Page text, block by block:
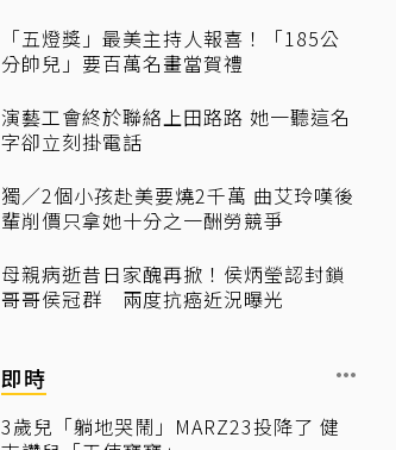
「五燈獎」最美主持人報喜！「185公
分帥兒」要百萬名畫當賀禮
演藝工會終於聯絡上田路路 她一聽這名
字卻立刻掛電話
獨／2個小孩赴美要燒2千萬 曲艾玲嘆後
輩削價只拿她十分之一酬勞競爭
母親病逝昔日家醜再掀！侯炳瑩認封鎖
哥哥侯冠群 兩度抗癌近況曝光
即時
3歲兒「躺地哭鬧」MARZ23投降了 健